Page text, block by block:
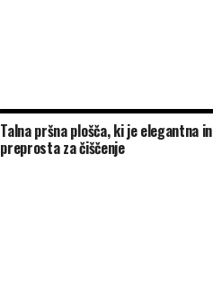
Talna pršna plošča, ki je elegantna in
preprosta za čiščenje